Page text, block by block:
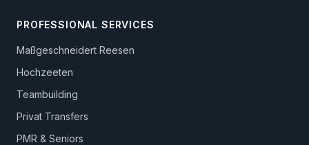
PROFESSIONAL SERVICES
Maßgeschneidert Reesen
Hochzeeten
Teambuilding
Privat Transfers
PMR & Seniors